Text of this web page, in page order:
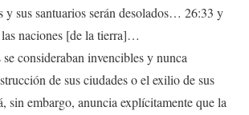
y sus santuarios serán desolados… 26:33 y
las naciones [de la tierra]…
consideraban invencibles y nunca
de sus ciudades o el exilio de sus
sin embargo, anuncia explícitamente que la